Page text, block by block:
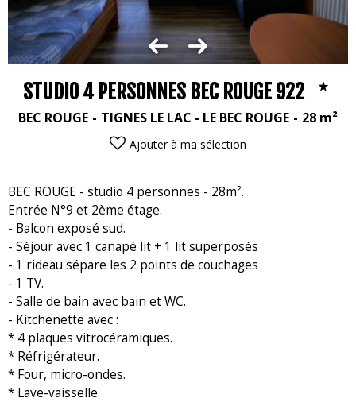
STUDIO 4 PERSONNES BEC ROUGE 922
BEC ROUGE TIGNES LE LAC - LE BEC ROUGE 28 m²
Ajouter à ma sélection
BEC ROUGE - studio 4 personnes - 28m².
Entrée N°9 et 2ème étage.
- Balcon exposé sud.
- Séjour avec 1 canapé lit + 1 lit superposés
- 1 rideau sépare les 2 points de couchages
- 1 TV.
- Salle de bain avec bain et WC.
- Kitchenette avec :
* 4 plaques vitrocéramiques.
* Réfrigérateur.
* Four, micro-ondes.
* Lave-vaisselle.